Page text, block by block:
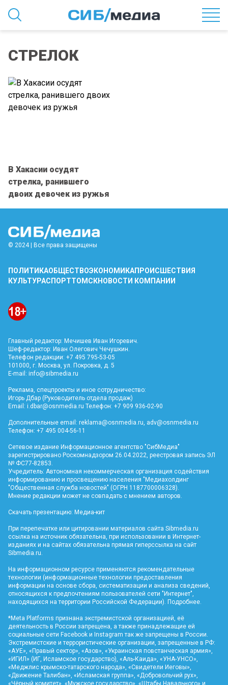
СТРЕЛОК
В Хакасии осудят
стрелка, ранившего
двоих девочек из ружья
© 2024 | Все права защищены
ПОЛИТИКАОБЩЕСТВОЭКОНОМИКАПРОИСШЕСТВИЯ
КУЛЬТУРАСПОРТТОМСКНОВОСТИ КОМПАНИИ
Главный редактор: Мечишев Иван Игоревич.
Шеф-редактор: Иван Олегович Чечушкин.
Телефон редакции: +7 495 795-53-05
101000, г. Москва, ул. Покровка, д. 5
E-mail: info@sibmedia.ru
Реклама, спецпроекты и иное сотрудничество:
Игорь Дбар (Руководитель отдела продаж)
Email: i.dbar@osnmedia.ru Телефон: +7 909 936-02-90
Дополнительные email: reklama@osnmedia.ru adv@osnmedia.ru
Телефон: +7 495 004-56-11
Сетевое издание Информационное агентство "СибМедиа"
зарегистрировано Роскомнадзором 26.04.2022, реестровая запись ЭЛ
№ ФС77-82853.
Учредитель: Автономная некоммерческая организация содействия
информированию и просвещению населения "Медиахолдинг
"Общественная служба новостей" (ОГРН 1187700006328).
Мнение редакции может не совпадать с мнением авторов.
Скачать презентацию: Медиа-кит
При перепечатке или цитировании материалов сайта Sibmedia.ru
ссылка на источник обязательна, при использовании в Интернет-
изданиях и на сайтах обязательна прямая гиперссылка на сайт
Sibmedia.ru
На информационном ресурсе применяются рекомендательные
технологии (информационные технологии предоставления
информации на основе сбора, систематизации и анализа сведений,
относящихся к предпочтениям пользователей сети "Интернет",
находящихся на территории Российской Федерации). Подробнее
*Meta Platforms признана экстремистской организацией, её
деятельность в России запрещена, а также принадлежащие ей
социальные сети Facebook и Instagram так же запрещены в России.
Экстремистские и террористические организации, запрещенные в РФ:
«АУЕ», «Правый сектор», «Азов», «Украинская повстанческая армия»,
«ИГИЛ» (ИГ, Исламское государство), «Аль-Каида», «УНА-УНСО»,
«Меджлис крымско-татарского народа», «Свидетели Иеговы»,
«Движение Талибан», «Исламская группа», «Добровольчий рух»,
«Чёрный комитет», «Мужское государство», «Штабы Навального» и